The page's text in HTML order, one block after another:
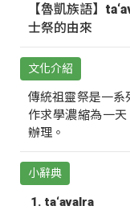
【魯凱族語】
士祭的由來
文化介紹
傳統祖靈祭是一系
作求學濃縮為一
辦理。
小辭典
ta‘avalra